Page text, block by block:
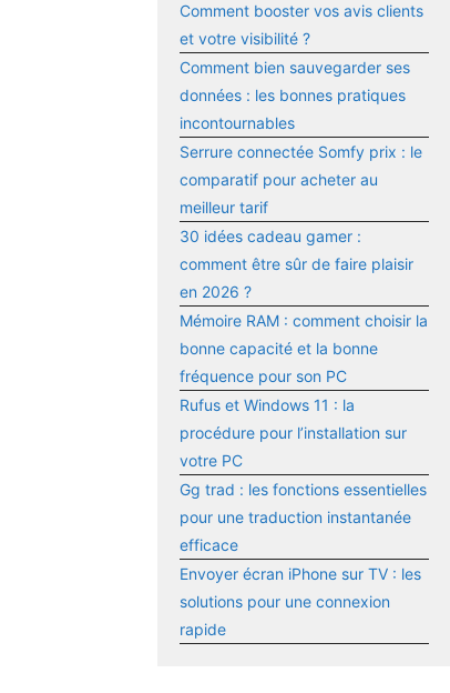
Comment booster vos avis clients
et votre visibilité ?
Comment bien sauvegarder ses
données : les bonnes pratiques
incontournables
Serrure connectée Somfy prix : le
comparatif pour acheter au
meilleur tarif
30 idées cadeau gamer :
comment être sûr de faire plaisir
en 2026 ?
Mémoire RAM : comment choisir la
bonne capacité et la bonne
fréquence pour son PC
Rufus et Windows 11 : la
procédure pour l’installation sur
votre PC
Gg trad : les fonctions essentielles
pour une traduction instantanée
efficace
Envoyer écran iPhone sur TV : les
solutions pour une connexion
rapide